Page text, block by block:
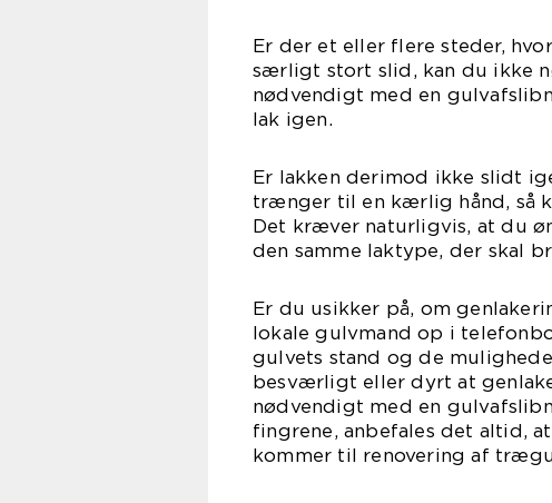
Er der et eller flere steder,
særligt stort slid, kan du ikke
nødvendigt med en
lak
Er lakken derimod ikke slidt
trænger til en kærlig hånd, så
Det kræver naturligvis, at du
den samme laktype, der skal
Er du usikker på, om
lokale gulvmand op i
gulvets stand og de
besværligt eller dyrt at
nødvendigt med en
fingrene, anbefales det altid,
kommer til renovering af